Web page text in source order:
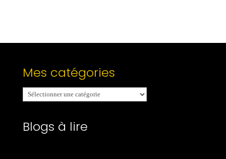
Mes catégories
Mes
catégories
Blogs à lire